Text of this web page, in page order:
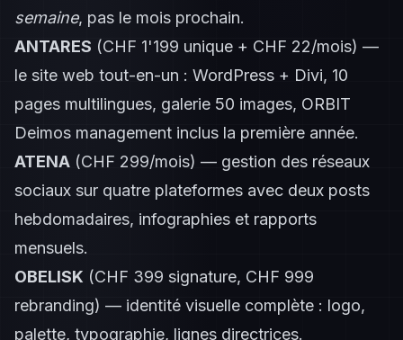
semaine, pas le mois prochain.
ANTARES (CHF 1'199 unique + CHF 22/mois) —
le site web tout-en-un : WordPress + Divi, 10
pages multilingues, galerie 50 images, ORBIT
Deimos management inclus la première année.
ATENA (CHF 299/mois) — gestion des réseaux
sociaux sur quatre plateformes avec deux posts
hebdomadaires, infographies et rapports
mensuels.
OBELISK (CHF 399 signature, CHF 999
rebranding) — identité visuelle complète : logo,
palette, typographie, lignes directrices.